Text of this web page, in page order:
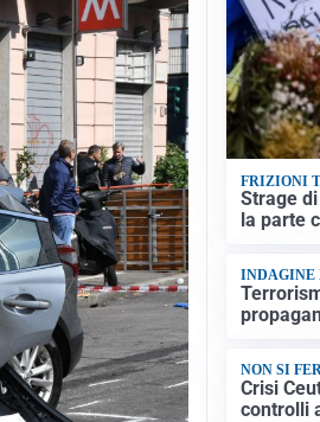
FRIZIONI
Strage
la parte
INDAGINE
NON SI
Crisi
controlli